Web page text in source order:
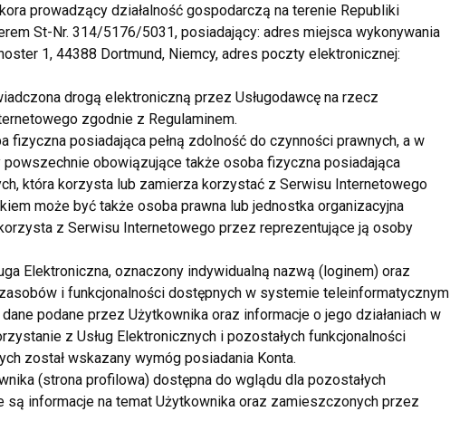
prowadzący działalność gospodarczą na terenie Republiki
St-Nr. 314/5176/5031, posiadający: adres miejsca wykonywania
1, 44388 Dortmund, Niemcy, adres poczty elektronicznej:
drogą elektroniczną przez Usługodawcę na rzecz
zgodnie z Regulaminem.
fizyczna posiadająca pełną zdolność do czynności prawnych, a w
obowiązujące także osoba fizyczna posiadająca
która korzysta lub zamierza korzystać z Serwisu Internetowego
może być także osoba prawna lub jednostka organizacyjna
z Serwisu Internetowego przez reprezentujące ją osoby
Elektroniczna, oznaczony indywidualną nazwą (loginem) oraz
i funkcjonalności dostępnych w systemie teleinformatycznym
podane przez Użytkownika oraz informacje o jego działaniach w
z Usług Elektronicznych i pozostałych funkcjonalności
został wskazany wymóg posiadania Konta.
(strona profilowa) dostępna do wglądu dla pozostałych
są informacje na temat Użytkownika oraz zamieszczonych przez